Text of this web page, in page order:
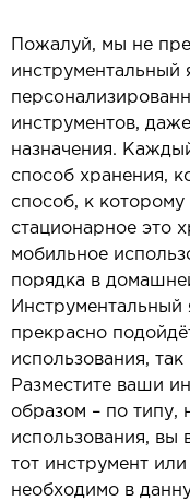
Пожалуй, мы не
инструментальный
инструментов,
назначения.
способ хранения,
способ, к
стационарное это
мобильное
порядка в
прекрасно
использования,
Разместите ваши
образом – по типу,
использования, вы
тот инструмент
необходимо в